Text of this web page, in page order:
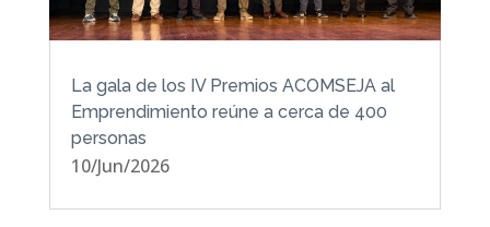
La gala de los IV Premios ACOMSEJA al
Emprendimiento reúne a cerca de 400
personas
10/Jun/2026